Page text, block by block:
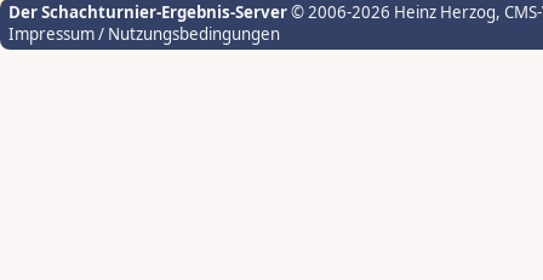
Der Schachturnier-Ergebnis-Server© 2006-2026 Heinz Herzog,
Impressum / Nutzungsbedingungen